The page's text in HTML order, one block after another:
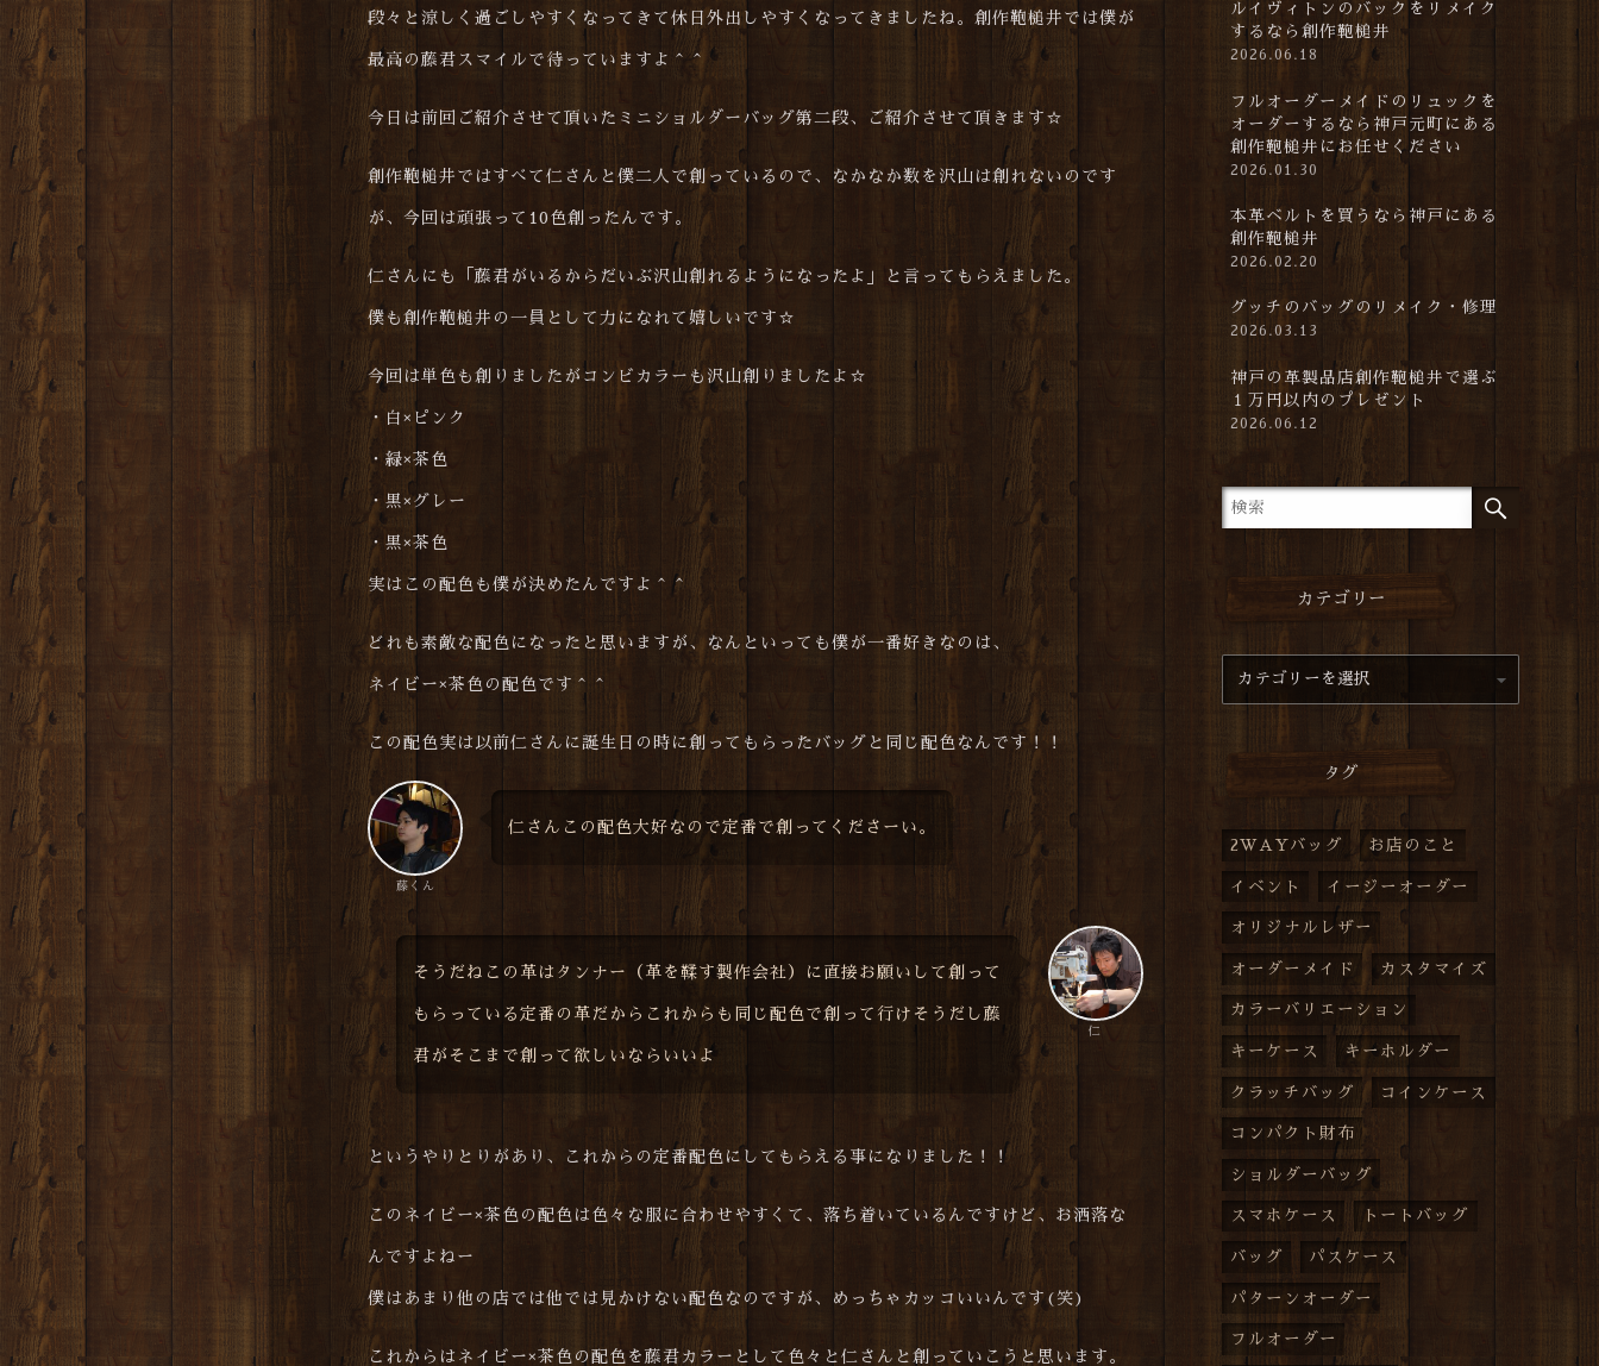
段々と涼しく過ごしやすくなってきて休日外出しやすくなってきましたね。創作鞄槌井では僕が
最高の藤君スマイルで待っていますよ＾＾
今日は前回ご紹介させて頂いたミニショルダーバッグ第二段、ご紹介させて頂きます☆
創作鞄槌井ではすべて仁さんと僕二人で創っているので、なかなか数を沢山は創れないのです
が、今回は頑張って10色創ったんです。
仁さんにも「藤君がいるからだいぶ沢山創れるようになったよ」と言ってもらえました。
僕も創作鞄槌井の一員として力になれて嬉しいです☆
今回は単色も創りましたがコンビカラーも沢山創りましたよ☆
・白×ピンク
・緑×茶色
・黒×グレー
・黒×茶色
実はこの配色も僕が決めたんですよ＾＾
どれも素敵な配色になったと思いますが、なんといっても僕が一番好きなのは、
ネイビー×茶色の配色です＾＾
この配色実は以前仁さんに誕生日の時に創ってもらったバッグと同じ配色なんです！！
藤くん
仁さんこの配色大好なので定番で創ってくださーい。
仁
そうだねこの革はタンナー（革を鞣す製作会社）に直接お願いして創って
もらっている定番の革だからこれからも同じ配色で創って行けそうだし藤
君がそこまで創って欲しいならいいよ
というやりとりがあり、これからの定番配色にしてもらえる事になりました！！
このネイビー×茶色の配色は色々な服に合わせやすくて、落ち着いているんですけど、お洒落な
んですよねー
僕はあまり他の店では他では見かけない配色なのですが、めっちゃカッコいいんです(笑)
これからはネイビー×茶色の配色を藤君カラーとして色々と仁さんと創っていこうと思います。
ルイヴィトンのバックをリメイク
するなら創作鞄槌井
2026.06.18
フルオーダーメイドのリュックを
オーダーするなら神戸元町にある
創作鞄槌井にお任せください
2026.01.30
本革ベルトを買うなら神戸にある
創作鞄槌井
2026.02.20
グッチのバッグのリメイク・修理
2026.03.13
神戸の革製品店創作鞄槌井で選ぶ
１万円以内のプレゼント
2026.06.12
カテゴリー
タグ
2WAYバッグ お店のこと
イベント イージーオーダー
オリジナルレザー
オーダーメイド カスタマイズ
カラーバリエーション
キーケース キーホルダー
クラッチバッグ コインケース
コンパクト財布
ショルダーバッグ
スマホケース トートバッグ
バッグ パスケース
パターンオーダー
フルオーダー